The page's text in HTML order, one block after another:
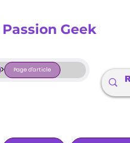
Passion Geek
> Page d'article